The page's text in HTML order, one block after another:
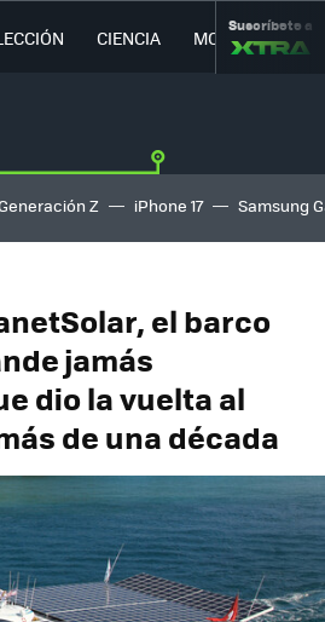
CIENCIA MOVILIDAD
Suscríbete a
Z iPhone 17 Samsung
el barco
jamás
dio la vuelta al
de una década